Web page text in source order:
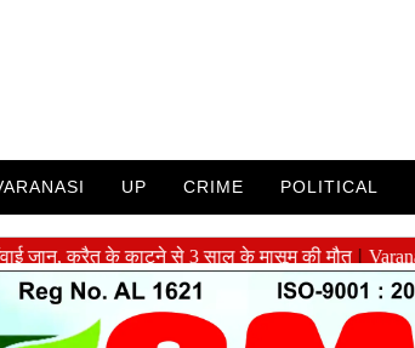
UP CRIME POLITICAL